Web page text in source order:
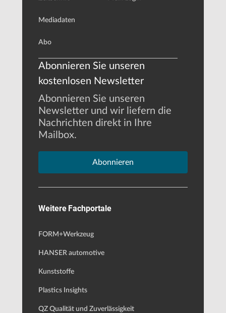
Mediadaten
Abo
Abonnieren Sie unseren
kostenlosen Newsletter
Abonnieren Sie unseren
Newsletter und wir liefern die
Nachrichten direkt in Ihre
Mailbox.
Abonnieren
Weitere Fachportale
FORM+Werkzeug
HANSER automotive
Kunststoffe
Plastics Insights
QZ Qualität und Zuverlässigkeit